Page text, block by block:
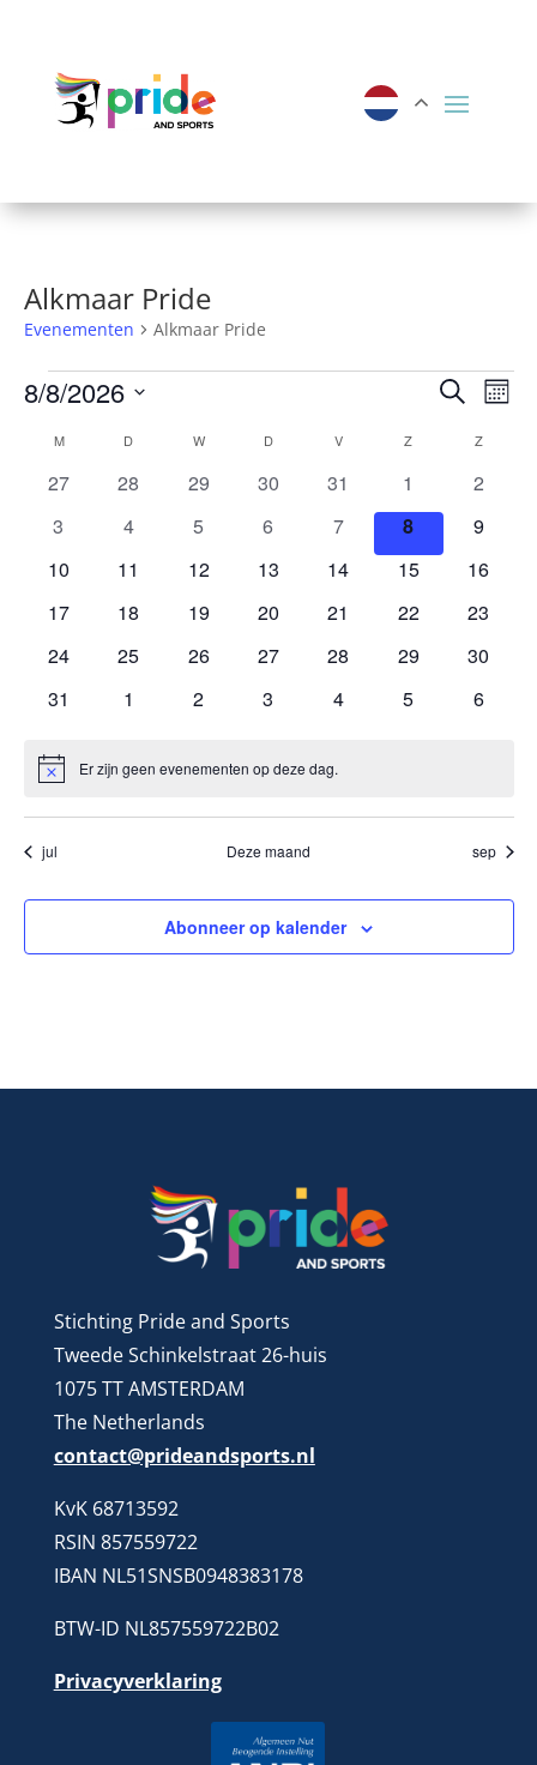
Alkmaar Pride
Evenementen Alkmaar Pride
Evenementen Zoeken
8/8/2026
datum.
Kalender
van
Evenementen
MMAANDAGD DINSDAGW WOENSDAG
DDONDERDAG
VVRIJDAG Z ZATERDAG
Z
0
27
0
28
0
29
0
30
0
evenementen
31
0
evenementen
1
0
2
0
3
0
4
0
5
0
evenementen
6
0
evenementen
7
0
evenementen
8
0
9
0
10
0
11
0
12
0
13
0
14
0
15
0
16
0
17
0
18
0
19
0
20
0
21
0
22
0
23
0
24
0
25
0
26
0
27
0
28
0
29
0
30
0
31
0
1
0
2
0
3
0
4
0
5
0
6
BerichtEr zijn geen evenementen op deze dag.
jul Deze maand sep
Abonneer op kalender
Stichting Pride and Sports
Tweede Schinkelstraat 26-huis
1075 TT AMSTERDAM
The Netherlands
contact@prideandsports.nl
KvK 68713592
RSIN 857559722
IBAN NL51SNSB0948383178
BTW-ID NL857559722B02
Privacyverklaring